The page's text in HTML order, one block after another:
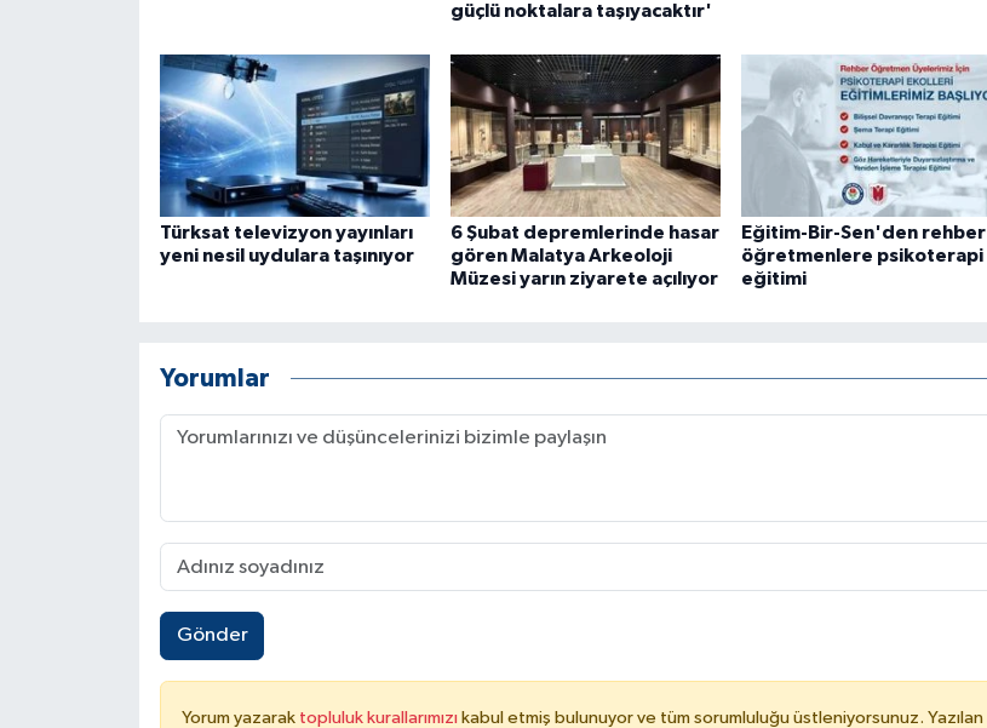
güçlü noktalara taşıyacaktır'
Türksat televizyon yayınları
yeni nesil uydulara taşınıyor
6 Şubat depremlerinde hasar
gören Malatya Arkeoloji
Müzesi yarın ziyarete açılıyor
Eğitim-Bir-Sen'den rehber
öğretmenlere psikoterapi
eğitimi
Yorumlar
Gönder
Yorum yazarak topluluk kurallarımızı kabul etmiş bulunuyor ve tüm sorumluluğu üstleniyorsunuz. Yazılan
Yerel Haberler